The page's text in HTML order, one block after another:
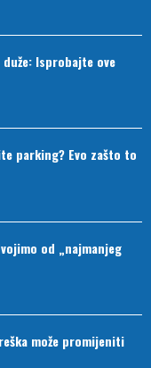
duže: Isprobajte ove
parking? Evo zašto to
od „najmanjeg
može promijeniti